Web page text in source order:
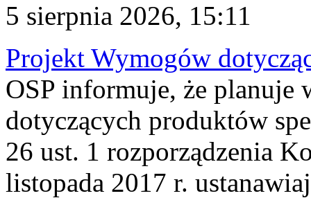
5 sierpnia 2026, 15:11
Projekt Wymogów
OSP informuje, że planuje
dotyczących produktów
26 ust. 1 rozporządzenia
listopada 2017 r.